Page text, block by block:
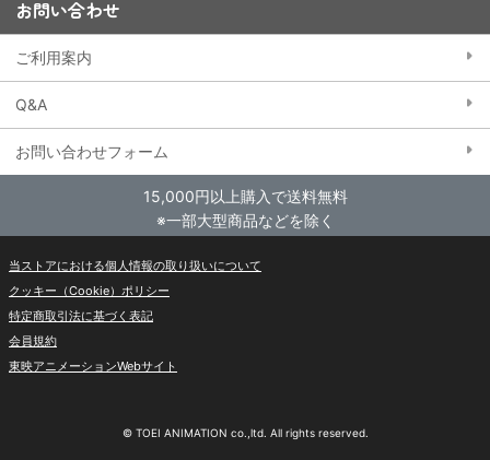
お問い合わせ
ご利用案内
Q&A
お問い合わせフォーム
15,000円以上購入で送料無料
※一部大型商品などを除く
当ストアにおける個人情報の取り扱いについて
クッキー（Cookie）ポリシー
特定商取引法に基づく表記
会員規約
東映アニメーションWebサイト
© TOEI ANIMATION co.,ltd. All rights reserved.